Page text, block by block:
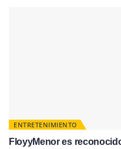
ENTRETENIMIENTO
FloyyMenor es